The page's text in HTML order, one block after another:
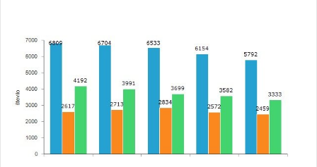
pa je kljub temu mnogokrat edini način, kako lahko ostanemo v
domačem okolju do pozne starosti.